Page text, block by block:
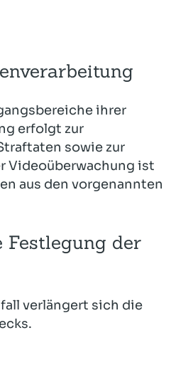
Hygienekonzept
ihrer
erfolgt zur
sowie zur
Videoüberwachung ist
aus den vorgenannten
der
verlängert sich die